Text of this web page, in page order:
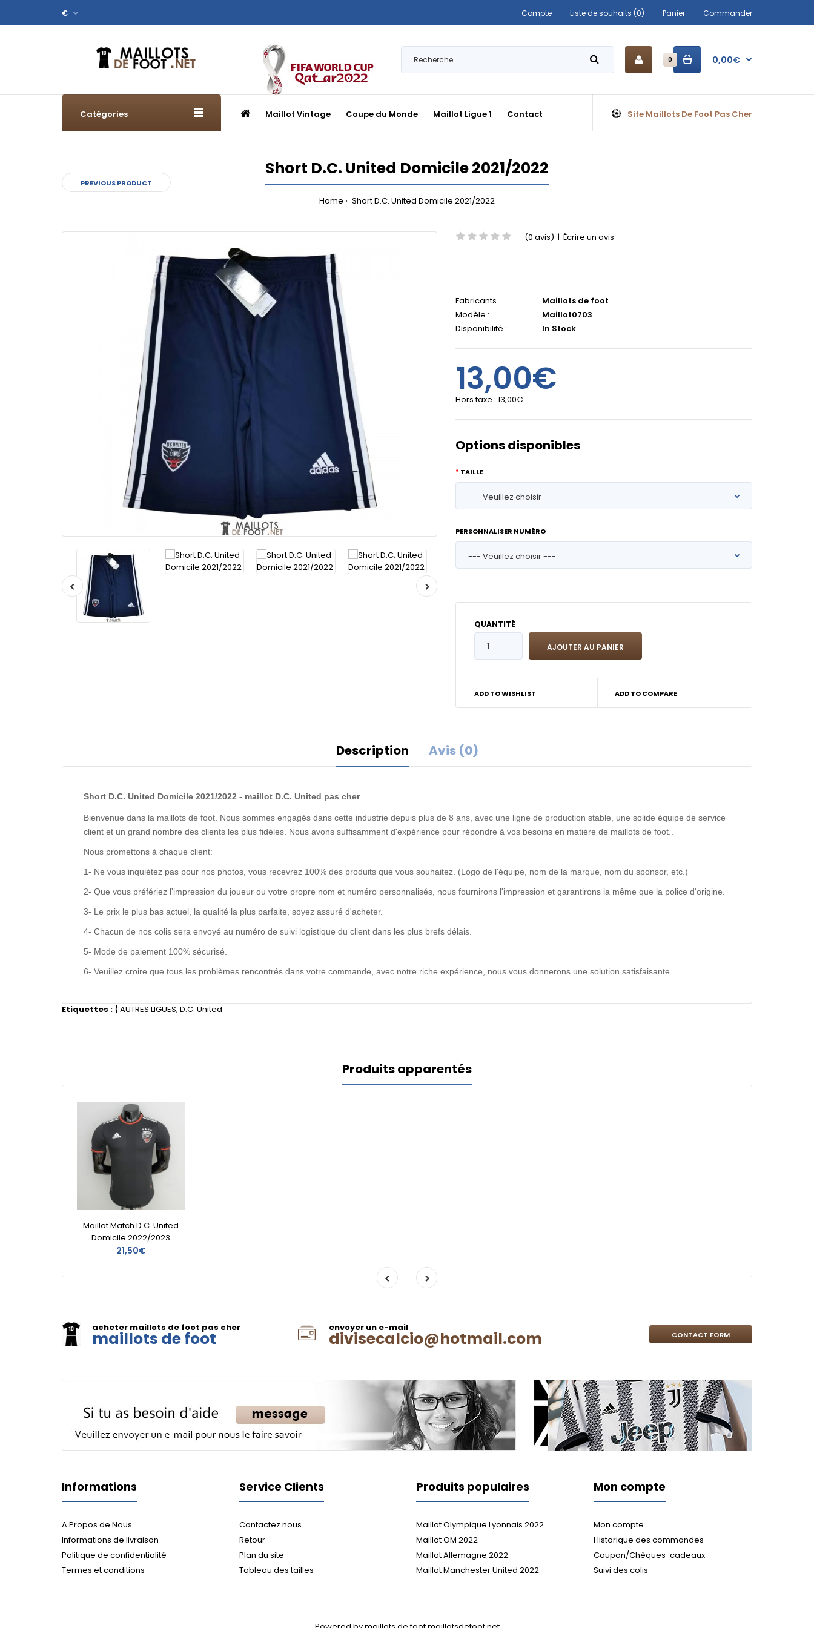
Compte Liste de souhaits (0) Panier Commander
€
0 0,00€
Catégories Maillot Vintage Coupe du Monde Maillot Ligue 1 Contact Site Maillots De Foot Pas Cher
PREVIOUS PRODUCT
Short D.C. United Domicile 2021/2022
Home Short D.C. United Domicile 2021/2022
(0 avis) | Écrire un avis
Fabricants
Maillots de foot
Modèle :
Maillot0703
Disponibilité :
In Stock
13,00€
Hors taxe : 13,00€
Options disponibles
TAILLE
PERSONNALISER NUMÉRO
QUANTITÉ
ADD TO WISHLIST ADD TO COMPARE
Description Avis (0)
Short D.C. United Domicile 2021/2022 - maillot D.C. United pas cher
Bienvenue dans la maillots de foot. Nous sommes engagés dans cette industrie depuis plus de 8 ans, avec une ligne de production stable, une solide équipe de service
client et un grand nombre des clients les plus fidèles. Nous avons suffisamment d'expérience pour répondre à vos besoins en matière de maillots de foot..
Nous promettons à chaque client:
1- Ne vous inquiétez pas pour nos photos, vous recevrez 100% des produits que vous souhaitez. (Logo de l'équipe, nom de la marque, nom du sponsor, etc.)
2- Que vous préfériez l'impression du joueur ou votre propre nom et numéro personnalisés, nous fournirons l'impression et garantirons la même que la police d'origine.
3- Le prix le plus bas actuel, la qualité la plus parfaite, soyez assuré d'acheter.
4- Chacun de nos colis sera envoyé au numéro de suivi logistique du client dans les plus brefs délais.
5- Mode de paiement 100% sécurisé.
6- Veuillez croire que tous les problèmes rencontrés dans votre commande, avec notre riche expérience, nous vous donnerons une solution satisfaisante.
Etiquettes : {AUTRES LIGUES, D.C. United
Produits apparentés
Maillot Match D.C. United
Domicile 2022/2023
21,50€
acheter maillots de foot pas cher
maillots de foot
envoyer un e-mail
divisecalcio@hotmail.com CONTACT FORM
Informations
A Propos de Nous
Informations de livraison
Politique de confidentialité
Termes et conditions
Service Clients
Contactez nous
Retour
Plan du site
Tableau des tailles
Produits populaires
Maillot Olympique Lyonnais 2022
Maillot OM 2022
Maillot Allemagne 2022
Maillot Manchester United 2022
Mon compte
Mon compte
Historique des commandes
Coupon/Chèques-cadeaux
Suivi des colis